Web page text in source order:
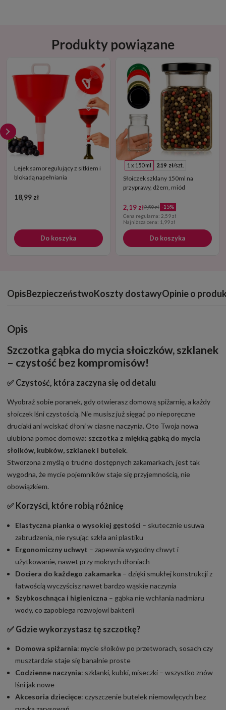
Produkty powiązane
Lejek samoregulujący z sitkiem i
blokadą napełniania
18,99 zł
Do koszyka
1 x 150 ml 2.19 zł/szt.
Słoiczek szklany 150ml na
przyprawy, dżem, miód
2,19 zł2,59 zł -15%
Cena regularna: 2,59 zł
Najniższa cena: 1,99 zł
Do koszyka
OpisBezpieczeństwoKoszty dostawyOpinie o
Opis
Szczotka gąbka do mycia słoiczków, szklanek
– czystość bez kompromisów!
✅ Czystość, która zaczyna się od detalu
Wyobraź sobie poranek, gdy otwierasz domową spiżarnię, a każdy
słoiczek lśni czystością. Nie musisz już sięgać po nieporęczne
druciaki ani wciskać dłoni w ciasne naczynia. Oto Twoja nowa
ulubiona pomoc domowa: szczotka z miękką gąbką do mycia
słoików, kubków, szklanek i butelek.
Stworzona z myślą o trudno dostępnych zakamarkach, jest tak
wygodna, że mycie pojemników staje się przyjemnością, nie
obowiązkiem.
✅ Korzyści, które robią różnicę
Elastyczna pianka o wysokiej gęstości – skutecznie usuwa
zabrudzenia, nie rysując szkła ani plastiku
Ergonomiczny uchwyt – zapewnia wygodny chwyt i
użytkowanie, nawet przy mokrych dłoniach
Dociera do każdego zakamarka – dzięki smukłej konstrukcji z
łatwością wyczyścisz nawet bardzo wąskie naczynia
Szybkoschnąca i higieniczna – gąbka nie wchłania nadmiaru
wody, co zapobiega rozwojowi bakterii
✅ Gdzie wykorzystasz tę szczotkę?
Domowa spiżarnia: mycie słoików po przetworach, sosach czy
musztardzie staje się banalnie proste
Codzienne naczynia: szklanki, kubki, miseczki – wszystko znów
lśni jak nowe
Akcesoria dziecięce: czyszczenie butelek niemowlęcych bez